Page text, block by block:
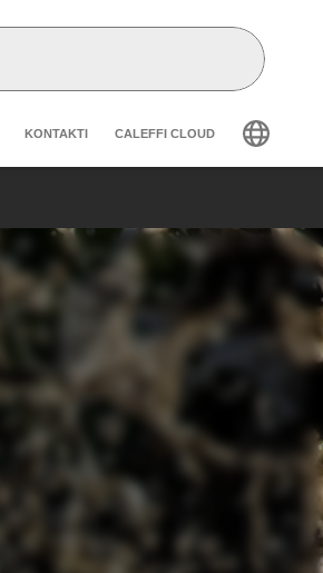
navigation
KONTAKTI CALEFFI CLOUD